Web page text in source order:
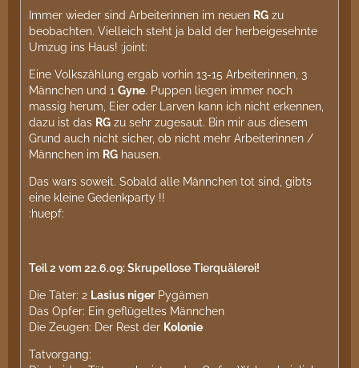
Immer wieder sind Arbeiterinnen im neuen RG zu
beobachten. Vielleich steht ja bald der herbeigesehnte
Umzug ins Haus! :joint:
Eine Volkszählung ergab vorhin 13-15 Arbeiterinnen, 3
Männchen und 1 Gyne. Puppen liegen immer noch
massig herum, Eier oder Larven kann ich nicht erkennen,
dazu ist das RG zu sehr zugesaut. Bin mir aus diesem
Grund auch nicht sicher, ob nicht mehr Arbeiterinnen /
Männchen im RG hausen.
Das wars soweit. Sobald alle Männchen tot sind, gibts
eine kleine Gedenkparty !!
:huepf:
Teil 2 vom 22.6.09: Skrupellose Tierquälerei!
Die Täter: 2 Lasius nigerPygämen
Das Opfer: Ein geflügeltes Männchen
Die Zeugen: Der Rest der Kolonie
Tatvorgang: